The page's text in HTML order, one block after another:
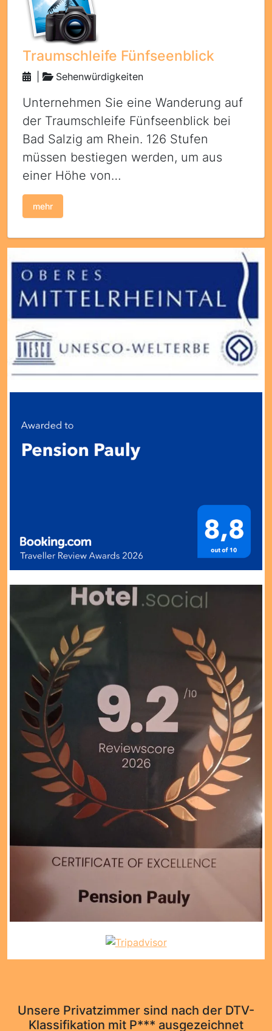
Traumschleife Fünfseenblick
Sehenwürdigkeiten
Unternehmen Sie eine Wanderung auf
der Traumschleife Fünfseenblick bei
Bad Salzig am Rhein. 126 Stufen
müssen bestiegen werden, um aus
einer Höhe von…
mehr
Unsere Privatzimmer sind nach der DTV-
Klassifikation mit P*** ausgezeichnet